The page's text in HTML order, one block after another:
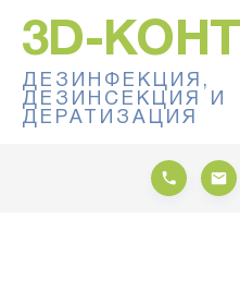
3D-
ДЕЗИНФЕКЦИЯ,
ДЕЗИНСЕКЦИЯ И
ДЕРАТИЗАЦИЯ